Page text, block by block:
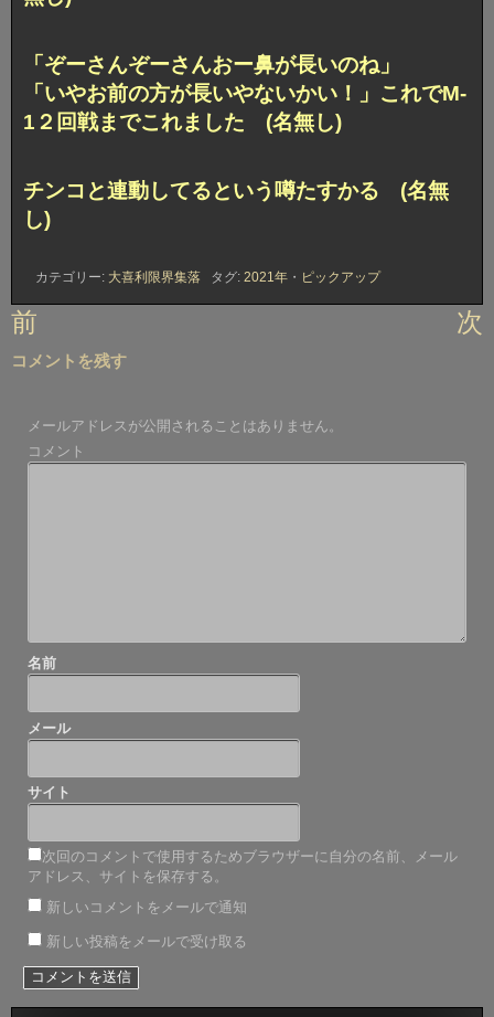
「ぞーさんぞーさんおー鼻が長いのね」
「いやお前の方が長いやないかい！」これでM-
1２回戦までこれました (名無し)
チンコと連動してるという噂たすかる (名無
し)
カテゴリー: 大喜利限界集落 タグ: 2021年 ・ ピックアップ
投
ナ
ゲ
ー
前 次
コメントを残す
メールアドレスが公開されることはありません。
コメント
名前
メール
サイト
次回のコメントで使用するためブラウザーに自分の名前、メール
アドレス、サイトを保存する。
新しいコメントをメールで通知
新しい投稿をメールで受け取る